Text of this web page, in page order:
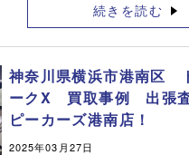
続きを読む
神奈川県横浜市港南区
ークX 買取事例 出張
ピーカーズ港南店！
2025年03月27日